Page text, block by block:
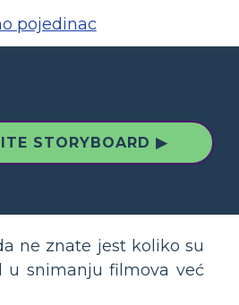
pojedinac
STORYBOARD ▶
ne znate jest koliko su
u snimanju filmova već